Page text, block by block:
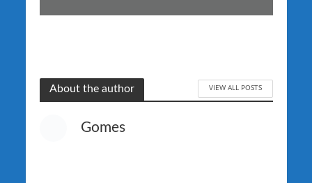
About the author VIEW ALL POSTS
Gomes